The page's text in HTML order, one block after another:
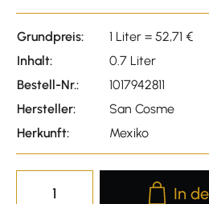
Grundpreis:
1 Liter = 52,71 €
Inhalt:
0.7 Liter
Bestell-Nr.:
1017942811
Hersteller:
San Cosme
Herkunft:
Mexiko
Produkt
In